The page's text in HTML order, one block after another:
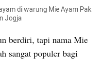
di warung Mie Ayam Pak
Jogja
berdiri, tapi nama Mie
sangat populer bagi